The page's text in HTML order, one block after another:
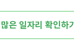
은 일자리 확인하기